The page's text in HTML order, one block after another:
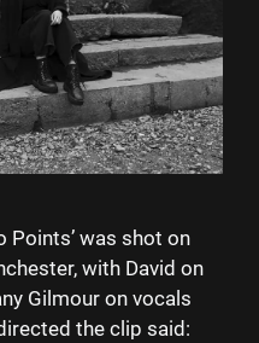
Points’ was shot on
with David on
Gilmour on vocals
the clip said: